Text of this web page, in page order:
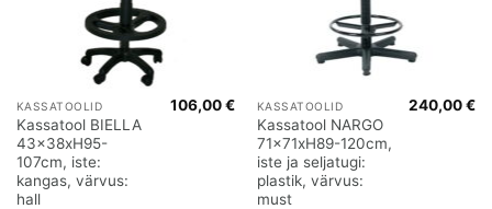
KASSATOOLID
Kassatool BIELLA
43x38xH95-
107cm, iste:
kangas, värvus:
hall
106,00€ KASSATOOLID
Kassatool NARGO
71x71xH89-120cm,
iste ja seljatugi:
plastik, värvus:
must
240,00€